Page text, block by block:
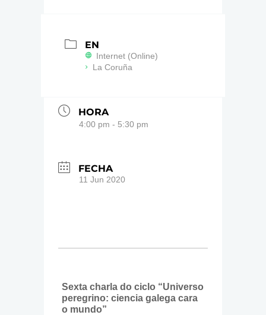
EN
Internet (Online)
La Coruña
HORA
4:00 pm - 5:30 pm
FECHA
11 Jun 2020
Sexta charla do ciclo “Universo
peregrino: ciencia galega cara
o mundo”